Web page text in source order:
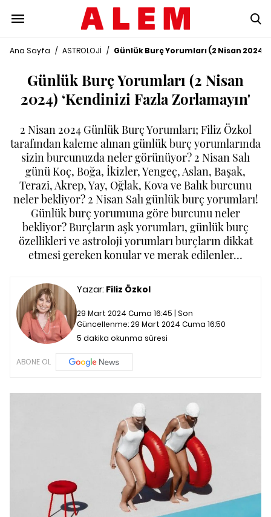
Ana Sayfa / ASTROLOJİ / Günlük Burç Yorumları (2 Nisan 2024)
Günlük Burç Yorumları (2 Nisan
2024) ‘Kendinizi Fazla Zorlamayın'
2 Nisan 2024 Günlük Burç Yorumları; Filiz Özkol
tarafından kaleme alınan günlük burç yorumlarında
sizin burcunuzda neler görünüyor? 2 Nisan Salı
günü Koç, Boğa, İkizler, Yengeç, Aslan, Başak,
Terazi, Akrep, Yay, Oğlak, Kova ve Balık burcunu
neler bekliyor? 2 Nisan Salı günlük burç yorumları!
Günlük burç yorumuna göre burcunu neler
bekliyor? Burçların aşk yorumları, günlük burç
özellikleri ve astroloji yorumları burçların dikkat
etmesi gereken konular ve merak edilenler…
Yazar: Filiz Özkol
29 Mart 2024 Cuma 16:45 | Son
Güncellenme:29 Mart 2024 Cuma 16:50
5 dakika okunma süresi
ABONE OL